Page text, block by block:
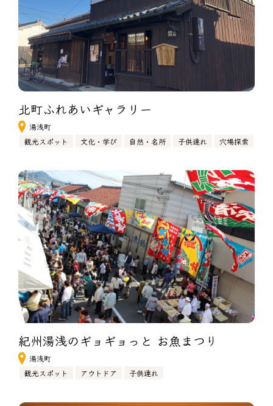
北町ふれあいギャラリー
湯浅町
観光スポット
文化・学び 自然・名所 子供連れ 穴場探索
紀州湯浅のギョギョっと お魚まつり
湯浅町
観光スポット
アウトドア 子供連れ